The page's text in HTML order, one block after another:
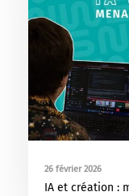
26 février 2026
IA et création :